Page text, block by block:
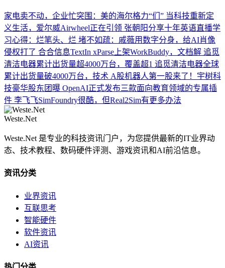
家电卖不动，企业忙突围：美的海尔格力“们” 当科技重新定
义生活，爱尔威Airwheel正在引领 张朝阳分享十年英语直播学
习心得：烂笔头、烂 堵不如疏：戚薇用数字分身，给AI肖像
侵权打了 合合信息TextIn xParse上架WorkBuddy，文档解 追觅
清洁电器累计出货量超4000万台，覆盖超1 追觅清洁电器全球
累计出货量破4000万台，技术 A股机器人第一股来了！宇树科
技豪华股东团曝 OpenAI正式发布三款面向教育领域的专属插
件 李飞飞SimFoundry很酷，但Real2Sim有更多办法
Weste.Net
Weste.Net 是专业的科技资讯门户，为您提供最新的IT业界动
态、技术教程、数码硬件评测、游戏资讯和AI前沿信息。
资讯分类
业界资讯
互联思考
智能硬件
软件资讯
AI资讯